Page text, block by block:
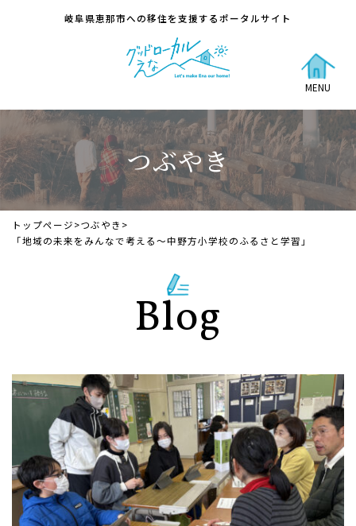
岐阜県恵那市への移住を支援するポータルサイト
MENU
つぶやき
トップページ>つぶやき >
「地域の未来をみんなで考える～中野方小学校のふるさと学習」
Blog